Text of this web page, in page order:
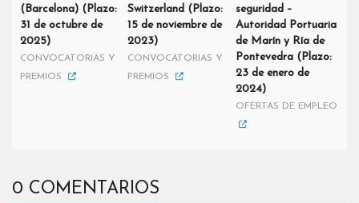
(Barcelona) (Plazo:
31 de octubre de
2025)
CONVOCATORIAS Y
PREMIOS
Switzerland (Plazo:
15 de noviembre de
2023)
CONVOCATORIAS Y
PREMIOS
seguridad –
Autoridad Portuaria
de Marín y Ría de
Pontevedra (Plazo:
23 de enero de
2024)
OFERTAS DE EMPLEO
0 COMENTARIOS